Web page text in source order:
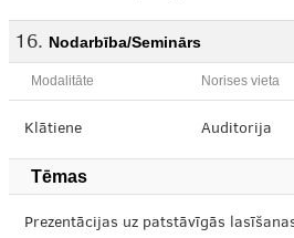
Nodarbība/Seminārs
Modalitāte Norises vieta
Klātiene Auditorija
Tēmas
Prezentācijas uz patstāvīgās